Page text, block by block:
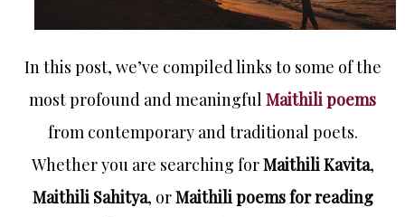
In this post, we’ve compiled links to some of the
most profound and meaningful Maithili poems
from contemporary and traditional poets.
Whether you are searching forMaithili Kavita,
Maithili Sahitya, orMaithili poems for reading